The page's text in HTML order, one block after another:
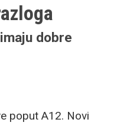
dobre
poput A12. Novi